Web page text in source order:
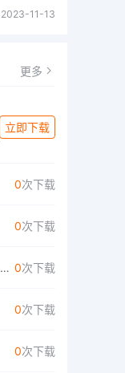
2023-11-13
更多
立即下载
0次下载
0次下载
扔回旋镖（Throw a Boomerang）手游 0次下载
0次下载
0次下载